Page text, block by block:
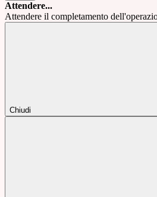
Attendere...
Attendere il completamento
Chiudi